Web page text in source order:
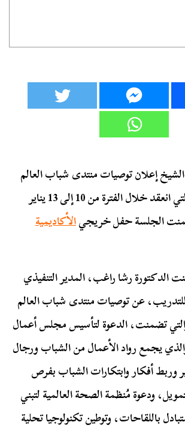
إعلان توصيات منتدى شباب العالم
التي انعقد خلال الفترة من 10 إلى 13 يناير
الجلسة حفل خريجيالأكاديمية
الدكتورة رشا راغب، المدير التنفيذي
للتدريب، عن توصيات منتدى شباب العالم
تضمنت، الدعوة لتأسيس مجلس أعمال
يجمع رواد الأعمال من الشباب ورجال
وربط أفكار وابتكارات الشباب بفرص
ودعوة مُنظمة الصحة العالمية لتبني
باللقاحات، وتوطين تكنولوجيا تحلية